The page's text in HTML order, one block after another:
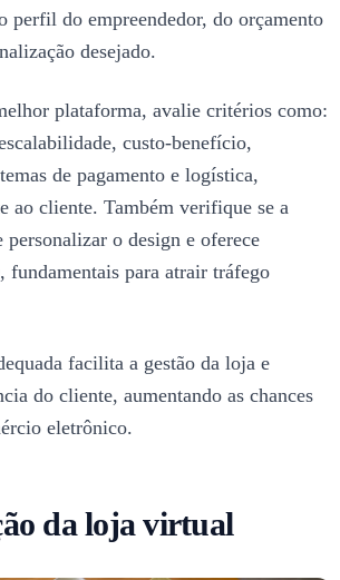
perfil do empreendedor, do orçamento
desejado.
plataforma, avalie critérios como:
custo-benefício,
de pagamento e logística,
ao cliente. Também verifique se a
o design e oferece
fundamentais para atrair tráfego
facilita a gestão da loja e
do cliente, aumentando as chances
eletrônico.
da loja virtual